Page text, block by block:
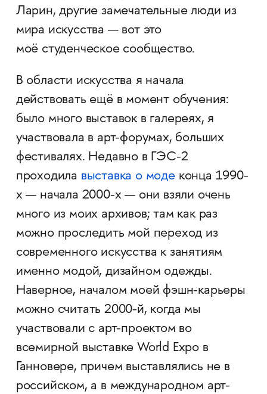
Ларин, другие замечательные люди из
мира искусства — вот это
моё студенческое сообщество.
В области искусства я начала
действовать ещё в момент обучения:
было много выставок в галереях, я
участвовала в арт-форумах, больших
фестивалях. Недавно в ГЭС-2
проходила выставка о модеконца 1990-
х — начала 2000-х — они взяли очень
много из моих архивов; там как раз
можно проследить мой переход из
современного искусства к занятиям
именно модой, дизайном одежды.
Наверное, началом моей фэшн-карьеры
можно считать 2000-й, когда мы
участвовали с арт-проектом во
всемирной выставке World Expo в
Ганновере, причем выставлялись не в
российском, а в международном арт-